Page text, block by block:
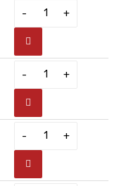
- +
- +
- +